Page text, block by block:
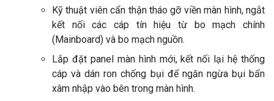
Kỹ thuật viên cẩn thận tháo gỡ viền màn hình, ngắt
kết nối các cáp tín hiệu từ bo mạch chính
(Mainboard) và bo mạch nguồn.
Lắp đặt panel màn hình mới, kết nối lại hệ thống
cáp và dán ron chống bụi để ngăn ngừa bụi bẩn
xâm nhập vào bên trong màn hình.